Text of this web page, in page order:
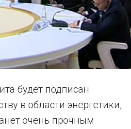
будет подписан
в области энергетики,
очень прочным